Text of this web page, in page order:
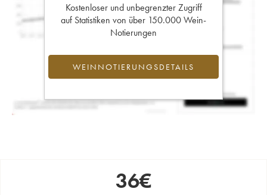
Kostenloser und unbegrenzter Zugriff
auf Statistiken von über 150.000 Wein-
Notierungen
WEINNOTIERUNGSDETAILS
36€